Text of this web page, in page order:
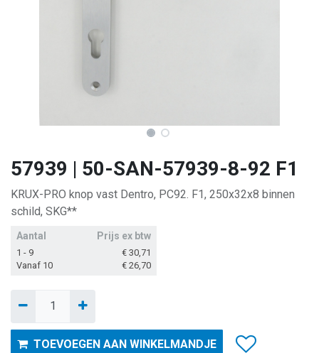
57939 | 50-SAN-57939-8-92 F1
KRUX-PRO knop vast Dentro, PC92. F1, 250x32x8 binnen
schild, SKG**
Aantal Prijs ex btw
1 - 9 € 30,71
Vanaf 10
€ 26,70
TOEVOEGEN AAN WINKELMANDJE